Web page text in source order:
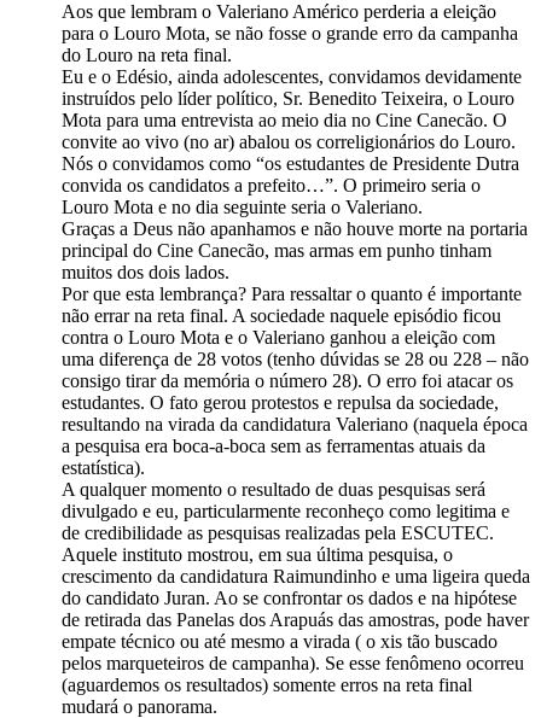
Aos que lembram o Valeriano Américo perderia a eleição
para o Louro Mota, se não fosse o grande erro da campanha
do Louro na reta final.
Eu e o Edésio, ainda adolescentes, convidamos devidamente
instruídos pelo líder político, Sr. Benedito Teixeira, o Louro
Mota para uma entrevista ao meio dia no Cine Canecão. O
convite ao vivo (no ar) abalou os correligionários do Louro.
Nós o convidamos como “os estudantes de Presidente Dutra
convida os candidatos a prefeito…”. O primeiro seria o
Louro Mota e no dia seguinte seria o Valeriano.
Graças a Deus não apanhamos e não houve morte na portaria
principal do Cine Canecão, mas armas em punho tinham
muitos dos dois lados.
Por que esta lembrança? Para ressaltar o quanto é importante
não errar na reta final. A sociedade naquele episódio ficou
contra o Louro Mota e o Valeriano ganhou a eleição com
uma diferença de 28 votos (tenho dúvidas se 28 ou 228 – não
consigo tirar da memória o número 28). O erro foi atacar os
estudantes. O fato gerou protestos e repulsa da sociedade,
resultando na virada da candidatura Valeriano (naquela época
a pesquisa era boca-a-boca sem as ferramentas atuais da
estatística).
A qualquer momento o resultado de duas pesquisas será
divulgado e eu, particularmente reconheço como legitima e
de credibilidade as pesquisas realizadas pela ESCUTEC.
Aquele instituto mostrou, em sua última pesquisa, o
crescimento da candidatura Raimundinho e uma ligeira queda
do candidato Juran. Ao se confrontar os dados e na hipótese
de retirada das Panelas dos Arapuás das amostras, pode haver
empate técnico ou até mesmo a virada ( o xis tão buscado
pelos marqueteiros de campanha). Se esse fenômeno ocorreu
(aguardemos os resultados) somente erros na reta final
mudará o panorama.